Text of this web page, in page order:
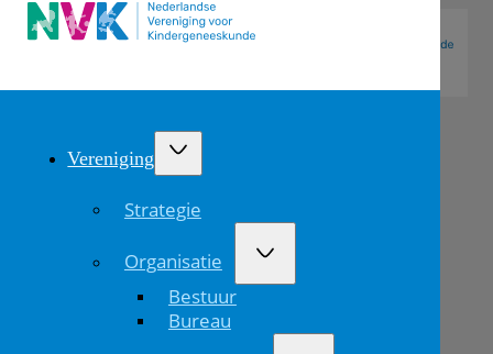
Vereniging
Strategie
Organisatie
Bestuur
Bureau